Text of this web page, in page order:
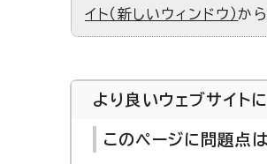
イト（新しいウィンドウ）か
より良いウェブサイト
このページに問題点